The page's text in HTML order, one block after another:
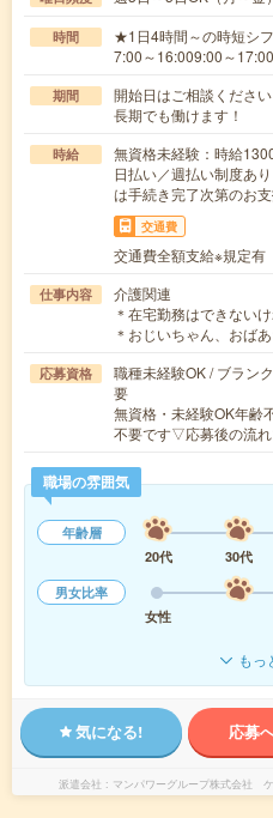
時間
★1日4時間～の時短シ
7:00～16:009:00～
期間
開始日はご相談くだ
長期でも働けます！
時給
無資格未経験：時給
日払い／週払い制度あ
は手続き完了次第のお支
交通費
交通費全額支給※規定有
仕事内容
介護関連
＊在宅勤務はできない
＊おじいちゃん、おば
応募資格
職種未経験OK / ブラン
要
無資格・未経験OK年
不要です▽応募後の流
職場の雰囲気
年齢層
20代
30代
男女比率
女性
もっ
気になる! 応募
派遣会社 マンパワーグループ株式会社